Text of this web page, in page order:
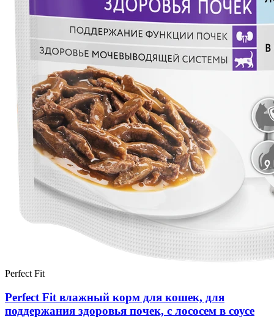
Perfect Fit
Perfect Fit влажный корм для кошек, для
поддержания здоровья почек, с лососем в соусе